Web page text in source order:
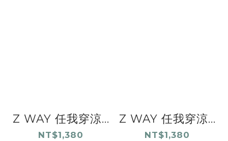
Z WAY 任我穿涼...
NT$1,380
Z WAY 任我穿涼...
NT$1,380